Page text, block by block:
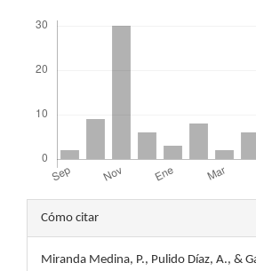
Detalles
del
Cómo citar
Miranda Medina, P., Pulido Díaz, A., &